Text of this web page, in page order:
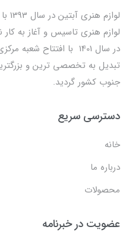
لوازم هنری تاسیس و آغاز به کار
تبدیل به تخصصی ترین و
جنوب کشور گردید.
دسترسی سریع
خانه
درباره ما
محصولات
عضویت در خبرنامه